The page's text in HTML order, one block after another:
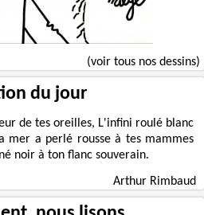
(voir tous nos dessins)
du jour
de tes oreilles, L'infini roulé blanc
mer a perlé rousse à tes mammes
noir à ton flanc souverain.
Arthur Rimbaud